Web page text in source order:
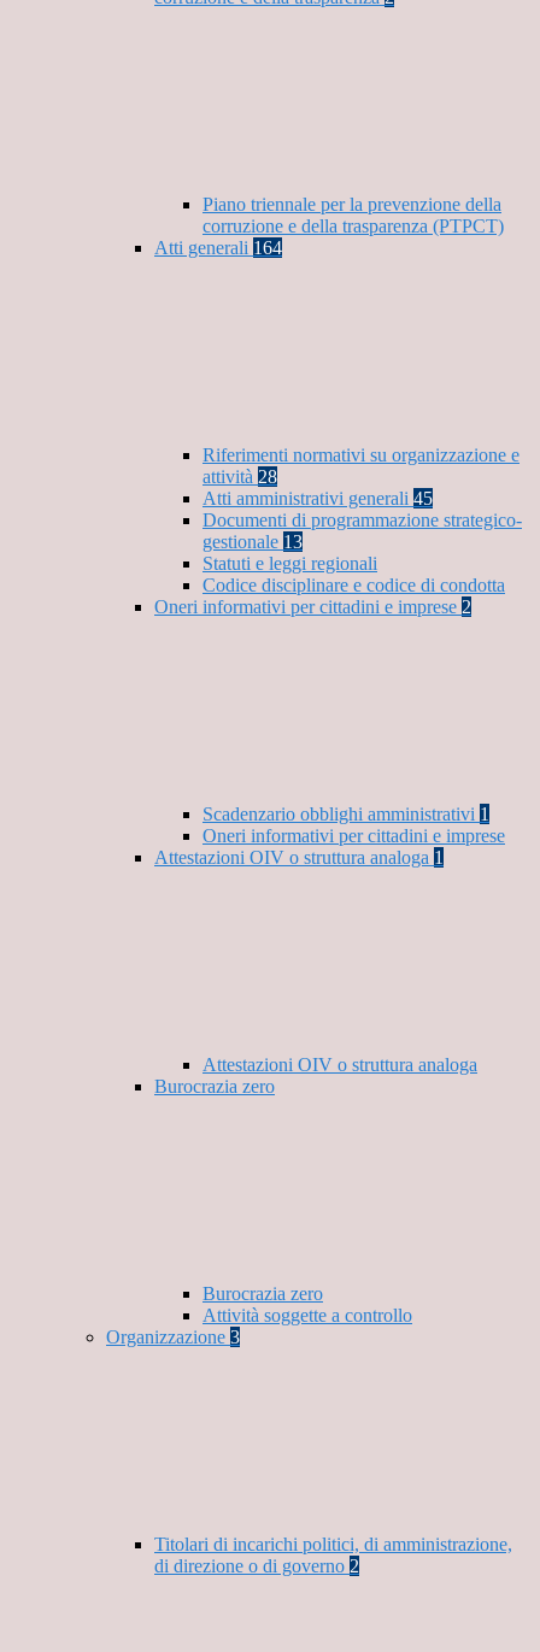
Piano triennale per la prevenzione della
corruzione e della trasparenza (PTPCT)
Atti generali 164
Riferimenti normativi su organizzazione e
attività 28
Atti amministrativi generali 45
Documenti di programmazione strategico-
gestionale 13
Statuti e leggi regionali
Codice disciplinare e codice di condotta
Oneri informativi per cittadini e imprese 2
Scadenzario obblighi amministrativi 1
Oneri informativi per cittadini e imprese
Attestazioni OIV o struttura analoga 1
Attestazioni OIV o struttura analoga
Burocrazia zero
Burocrazia zero
Attività soggette a controllo
Organizzazione 3
Titolari di incarichi politici, di amministrazione,
di direzione o di governo 2